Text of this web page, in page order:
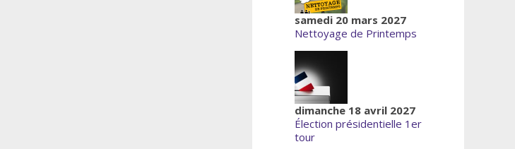
samedi 20 mars 2027
Nettoyage de Printemps
dimanche 18 avril 2027
Élection présidentielle 1er
tour